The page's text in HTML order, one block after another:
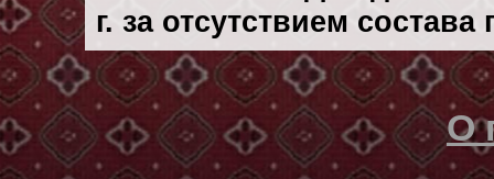
г. за отсутствием
О